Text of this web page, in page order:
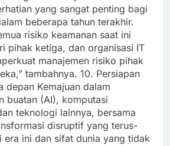
yang sangat penting bagi
beberapa tahun terakhir.
risiko keamanan saat ini
pihak ketiga, dan organisasi IT
manajemen risiko pihak
tambahnya. 10. Persiapan
depan Kemajuan dalam
buatan (AI), komputasi
teknologi lainnya, bersama
disruptif yang terus-
era ini dan sifat dunia yang tidak